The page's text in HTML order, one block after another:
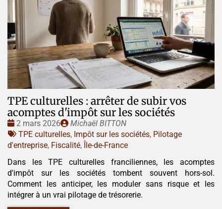
TPE culturelles : arrêter de subir vos
acomptes d'impôt sur les sociétés
Date
:
2 mars 2026
Publié
par
Michaël BITTON
Tags
:
TPE culturelles, Impôt sur les sociétés, Pilotage
d'entreprise, Fiscalité, Île-de-France
Dans les TPE culturelles franciliennes, les acomptes
d'impôt sur les sociétés tombent souvent hors-sol.
Comment les anticiper, les moduler sans risque et les
intégrer à un vrai pilotage de trésorerie.